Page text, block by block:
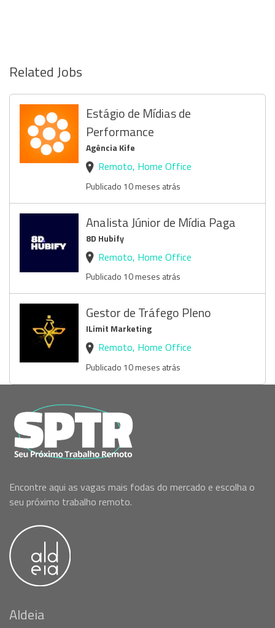
Related Jobs
Estágio de Mídias de
Performance
Agência Kife
Remoto, Home Office
Publicado 10 meses atrás
Analista Júnior de Mídia Paga
8D Hubify
Remoto, Home Office
Publicado 10 meses atrás
Gestor de Tráfego Pleno
ILimit Marketing
Remoto, Home Office
Publicado 10 meses atrás
Encontre aqui as vagas mais fodas do mercado e escolha o
seu próximo trabalho remoto.
Aldeia